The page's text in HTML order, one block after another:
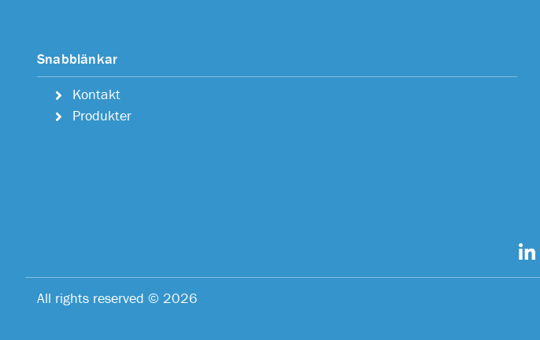
Snabblänkar
Kontakt
Produkter
All rights reserved © 2026